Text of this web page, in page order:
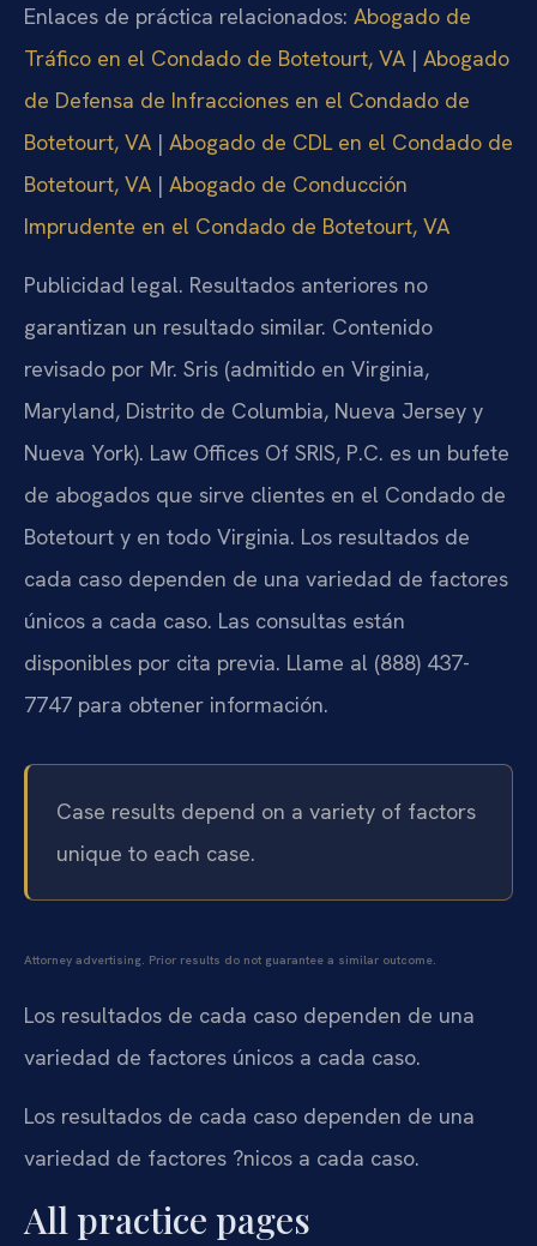
Enlaces de práctica relacionados: Abogado de
Tráfico en el Condado de Botetourt, VA | Abogado
de Defensa de Infracciones en el Condado de
Botetourt, VA | Abogado de CDL en el Condado de
Botetourt, VA | Abogado de Conducción
Imprudente en el Condado de Botetourt, VA
Publicidad legal. Resultados anteriores no
garantizan un resultado similar. Contenido
revisado por Mr. Sris (admitido en Virginia,
Maryland, Distrito de Columbia, Nueva Jersey y
Nueva York). Law Offices Of SRIS, P.C. es un bufete
de abogados que sirve clientes en el Condado de
Botetourt y en todo Virginia. Los resultados de
cada caso dependen de una variedad de factores
únicos a cada caso. Las consultas están
disponibles por cita previa. Llame al (888) 437-
7747 para obtener información.
Case results depend on a variety of factors
unique to each case.
Attorney advertising. Prior results do not guarantee a similar outcome.
Los resultados de cada caso dependen de una
variedad de factores únicos a cada caso.
Los resultados de cada caso dependen de una
variedad de factores ?nicos a cada caso.
All practice pages